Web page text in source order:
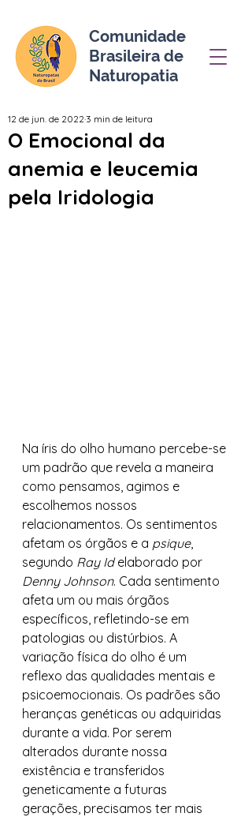
Comunidade
Brasileira de
Naturopatia
O Emocional da
anemia e leucemia
pela Iridologia
12 de jun. de 2022 3 min de leitura
Na íris do olho humano percebe-se
um padrão que revela a maneira
como pensamos, agimos e
escolhemos nossos
relacionamentos. Os sentimentos
afetam os órgãos e a psique,
segundo Ray Id elaborado por
Denny Johnson. Cada sentimento
afeta um ou mais órgãos
específicos, refletindo-se em
patologias ou distúrbios. A
variação física do olho é um
reflexo das qualidades mentais e
psicoemocionais. Os padrões são
heranças genéticas ou adquiridas
durante a vida. Por serem
alterados durante nossa
existência e transferidos
geneticamente a futuras
gerações, precisamos ter mais